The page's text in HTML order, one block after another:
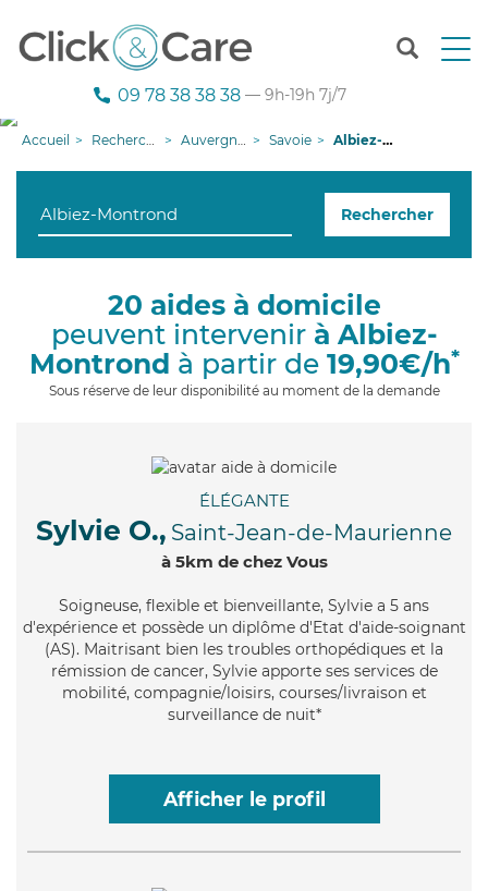
T
n
g
o
09 78 38 38 38 — 9h-19h 7j/7
Accueil Recherche aide à domicile Auvergne-Rhône-Alpes Savoie Albiez-Montrond
Rechercher
20 aides à domicile
peuvent intervenir à Albiez-
Montrond à partir de 19,90€/h*
Sous réserve de leur disponibilité au moment de la demande
ÉLÉGANTE
Sylvie O., Saint-Jean-de-Maurienne
à 5km de chez Vous
Soigneuse, flexible et bienveillante, Sylvie a 5 ans
d'expérience et possède un diplôme d'Etat d'aide-soignant
(AS). Maitrisant bien les troubles orthopédiques et la
rémission de cancer, Sylvie apporte ses services de
mobilité, compagnie/loisirs, courses/livraison et
surveillance de nuit*
Afficher le profil